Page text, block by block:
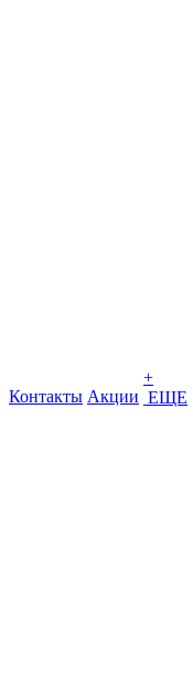
Контакты Акции
+
ЕЩЕ